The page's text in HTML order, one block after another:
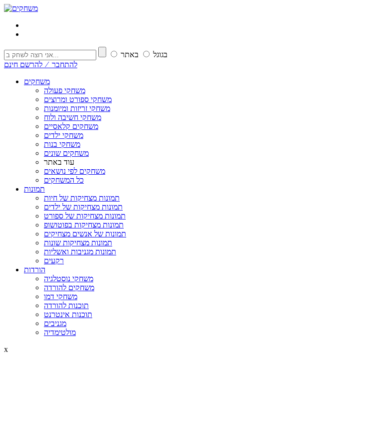
בגוגל
באתר
להתחבר ⁄ להרשם חינם
משחקים
משחקי פעולה
משחקי ספורט ומרוצים
משחקי זריזות ומיומנות
משחקי חשיבה ולוח
משחקים קלאסיים
משחקי ילדים
משחקי בנות
משחקים שונים
עוד באתר
משחקים לפי נושאים
כל המשחקים
תמונות
תמונות מצחיקות של חיות
תמונות מצחיקות של ילדים
תמונות מצחיקות של ספורט
תמונות מצחיקות בפוטושופ
תמונות של אנשים מצחיקים
תמונות מצחיקות שונות
תמונות מגניבות ואשליות
רקעים
הורדות
משחקי נוסטלגיה
משחקים להורדה
משחקי דמו
תוכנות להורדה
תוכנות אינטרנט
מגניבים
מולטימדיה
x